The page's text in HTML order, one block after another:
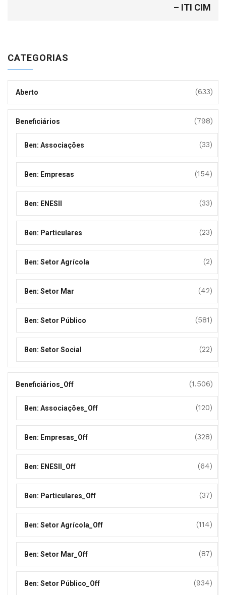
– ITI CIM
CATEGORIAS
Aberto (633)
Beneficiários (798)
Ben: Associações (33)
Ben: Empresas (154)
Ben: ENESII (33)
Ben: Particulares (23)
Ben: Setor Agrícola (2)
Ben: Setor Mar (42)
Ben: Setor Público (581)
Ben: Setor Social (22)
Beneficiários_Off (1.506)
Ben: Associações_Off (120)
Ben: Empresas_Off (328)
Ben: ENESII_Off (64)
Ben: Particulares_Off (37)
Ben: Setor Agrícola_Off (114)
Ben: Setor Mar_Off (87)
Ben: Setor Público_Off (934)